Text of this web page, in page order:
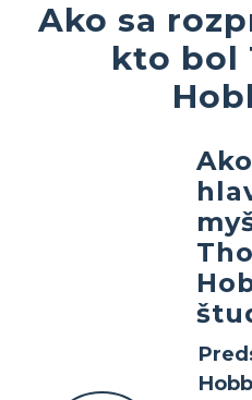
Ako sa
kto bol